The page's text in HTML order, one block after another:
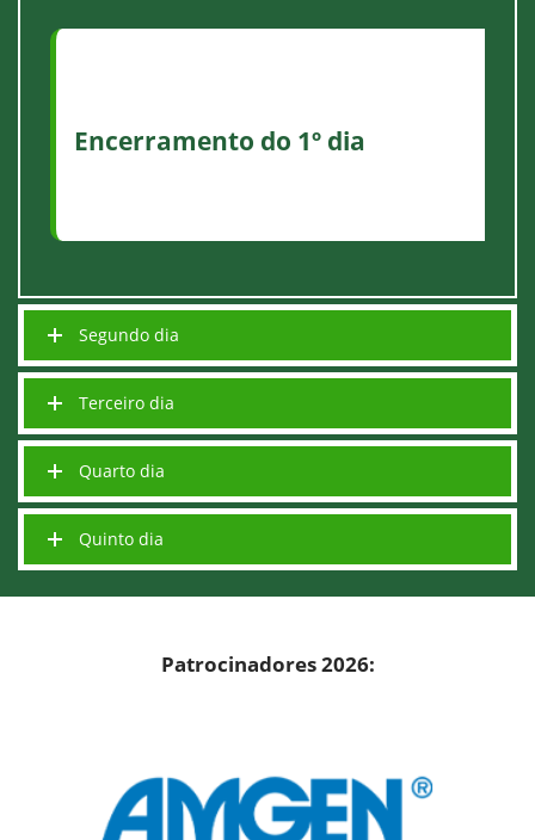
Encerramento do 1º dia
Segundo dia
Terceiro dia
Quarto dia
Quinto dia
Patrocinadores 2026: